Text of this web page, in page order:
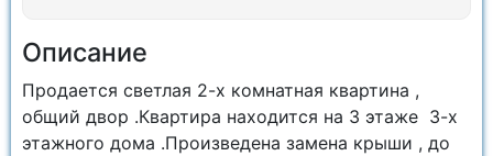
Описание
Продается светлая 2-х комнатная квартина ,
общий двор .Квартира находится на 3 этаже 3-х
этажного дома .Произведена замена крыши , до